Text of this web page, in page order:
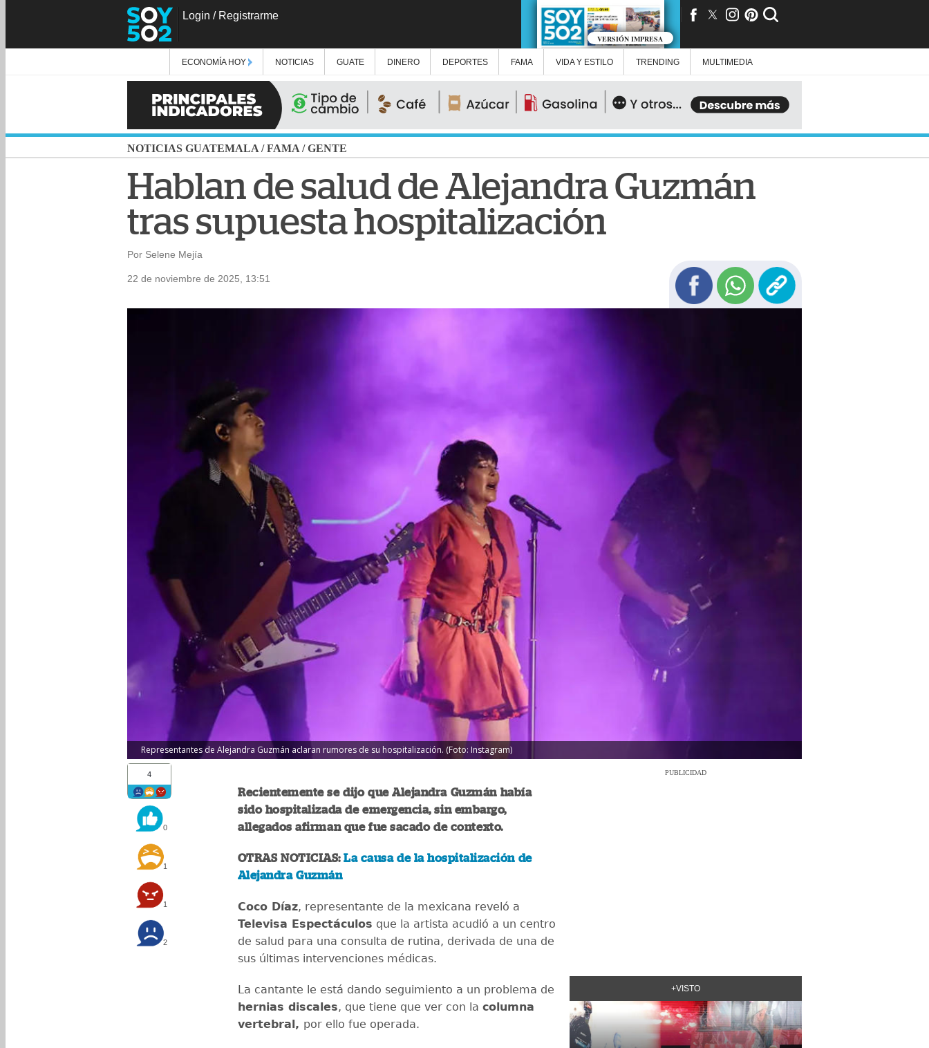
Login / Registrarme
VERSIÓN IMPRESA
ECONOMÍA HOY NOTICIAS GUATE DINERO DEPORTES FAMA VIDA Y ESTILO TRENDING MULTIMEDIA
NOTICIAS GUATEMALA /FAMA /GENTE
Hablan de salud de Alejandra Guzmán
tras supuesta hospitalización
Por Selene Mejía
22 de noviembre de 2025, 13:51
Representantes de Alejandra Guzmán aclaran rumores de su hospitalización. (Foto: Instagram)
4
0
1
1
2
Recientemente se dijo que Alejandra Guzmán había
sido hospitalizada de emergencia, sin embargo,
allegados afirman que fue sacado de contexto.
OTRAS NOTICIAS:La causa de la hospitalización de
Alejandra Guzmán
Coco Díaz, representante de la mexicana reveló a
Televisa Espectáculos que la artista acudió a un centro
de salud para una consulta de rutina, derivada de una de
sus últimas intervenciones médicas.
La cantante le está dando seguimiento a un problema de
hernias discales, que tiene que ver con la columna
vertebral, por ello fue operada.
PUBLICIDAD
+VISTO